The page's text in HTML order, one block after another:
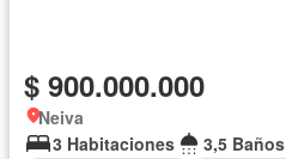
$ 900.000.000
Neiva
3 Habitaciones
3,5 Baños